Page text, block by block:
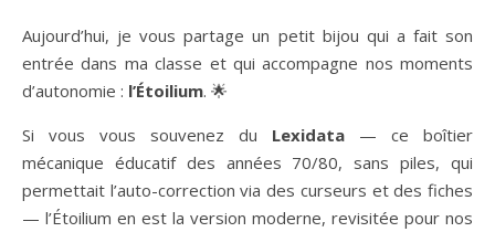
Aujourd’hui, je vous partage un petit bijou qui a fait son
entrée dans ma classe et qui accompagne nos moments
d’autonomie : l’Étoilium. 🌟
Si vous vous souvenez du Lexidata — ce boîtier
mécanique éducatif des années 70/80, sans piles, qui
permettait l’auto-correction via des curseurs et des fiches
— l’Étoilium en est la version moderne, revisitée pour nos